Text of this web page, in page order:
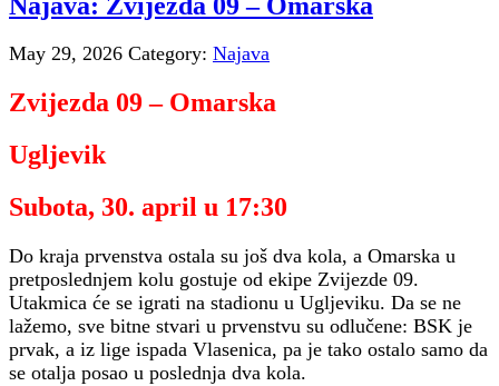
May 29, 2026 Category: Najava
Zvijezda 09 – Omarska
Ugljevik
Subota, 30. april u 17:30
Do kraja prvenstva ostala su još dva kola, a Omarska u
pretposlednjem kolu gostuje od ekipe Zvijezde 09.
Utakmica će se igrati na stadionu u Ugljeviku. Da se ne
lažemo, sve bitne stvari u prvenstvu su odlučene: BSK je
prvak, a iz lige ispada Vlasenica, pa je tako ostalo samo da
se otalja posao u poslednja dva kola.